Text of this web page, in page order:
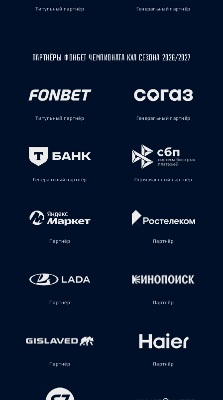
Титульный партнёр Генеральный партнёр
ПАРТНЁРЫ ФОНБЕТ ЧЕМПИОНАТА КХЛ СЕЗОНА 2026/2027
Титульный партнёр Генеральный партнёр
Генеральный партнёр Официальный партнёр
Партнёр Партнёр
Партнёр Партнёр
Партнёр Партнёр